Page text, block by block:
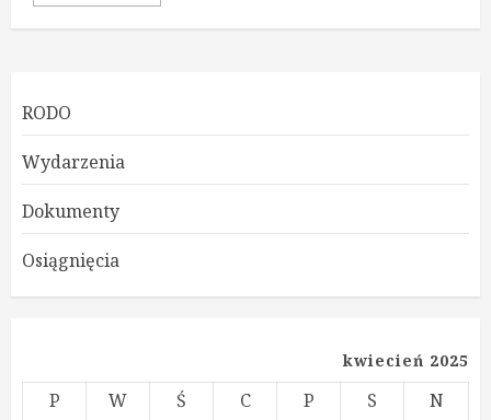
RODO
Wydarzenia
Dokumenty
Osiągnięcia
kwiecień 2025
P W Ś C P S
N